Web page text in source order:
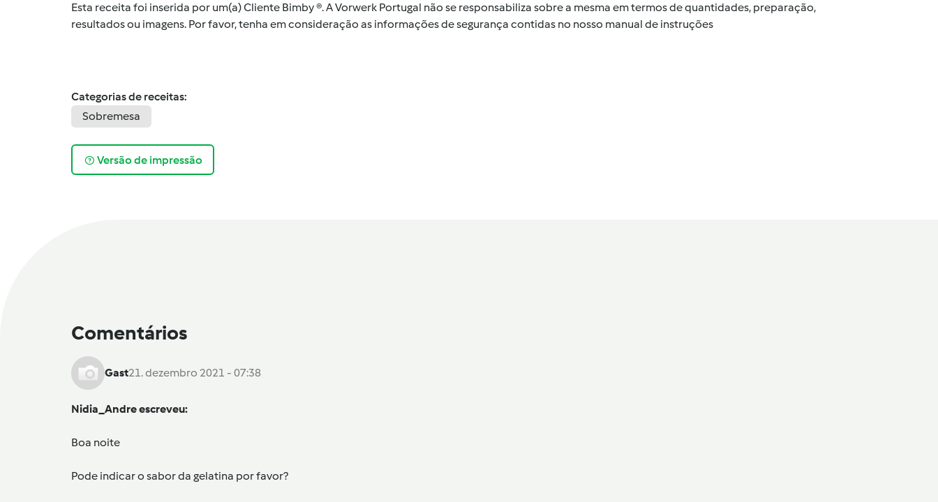
Esta receita foi inserida por um(a) Cliente Bimby ®. A Vorwerk Portugal não se responsabiliza sobre a mesma em termos de quantidades, preparação,
resultados ou imagens. Por favor, tenha em consideração as informações de segurança contidas no nosso manual de instruções
Categorias de receitas:
Sobremesa
Versão de impressão
Comentários
Gast21. dezembro 2021 - 07:38
Nidia_Andre escreveu:
Boa noite
Pode indicar o sabor da gelatina por favor?